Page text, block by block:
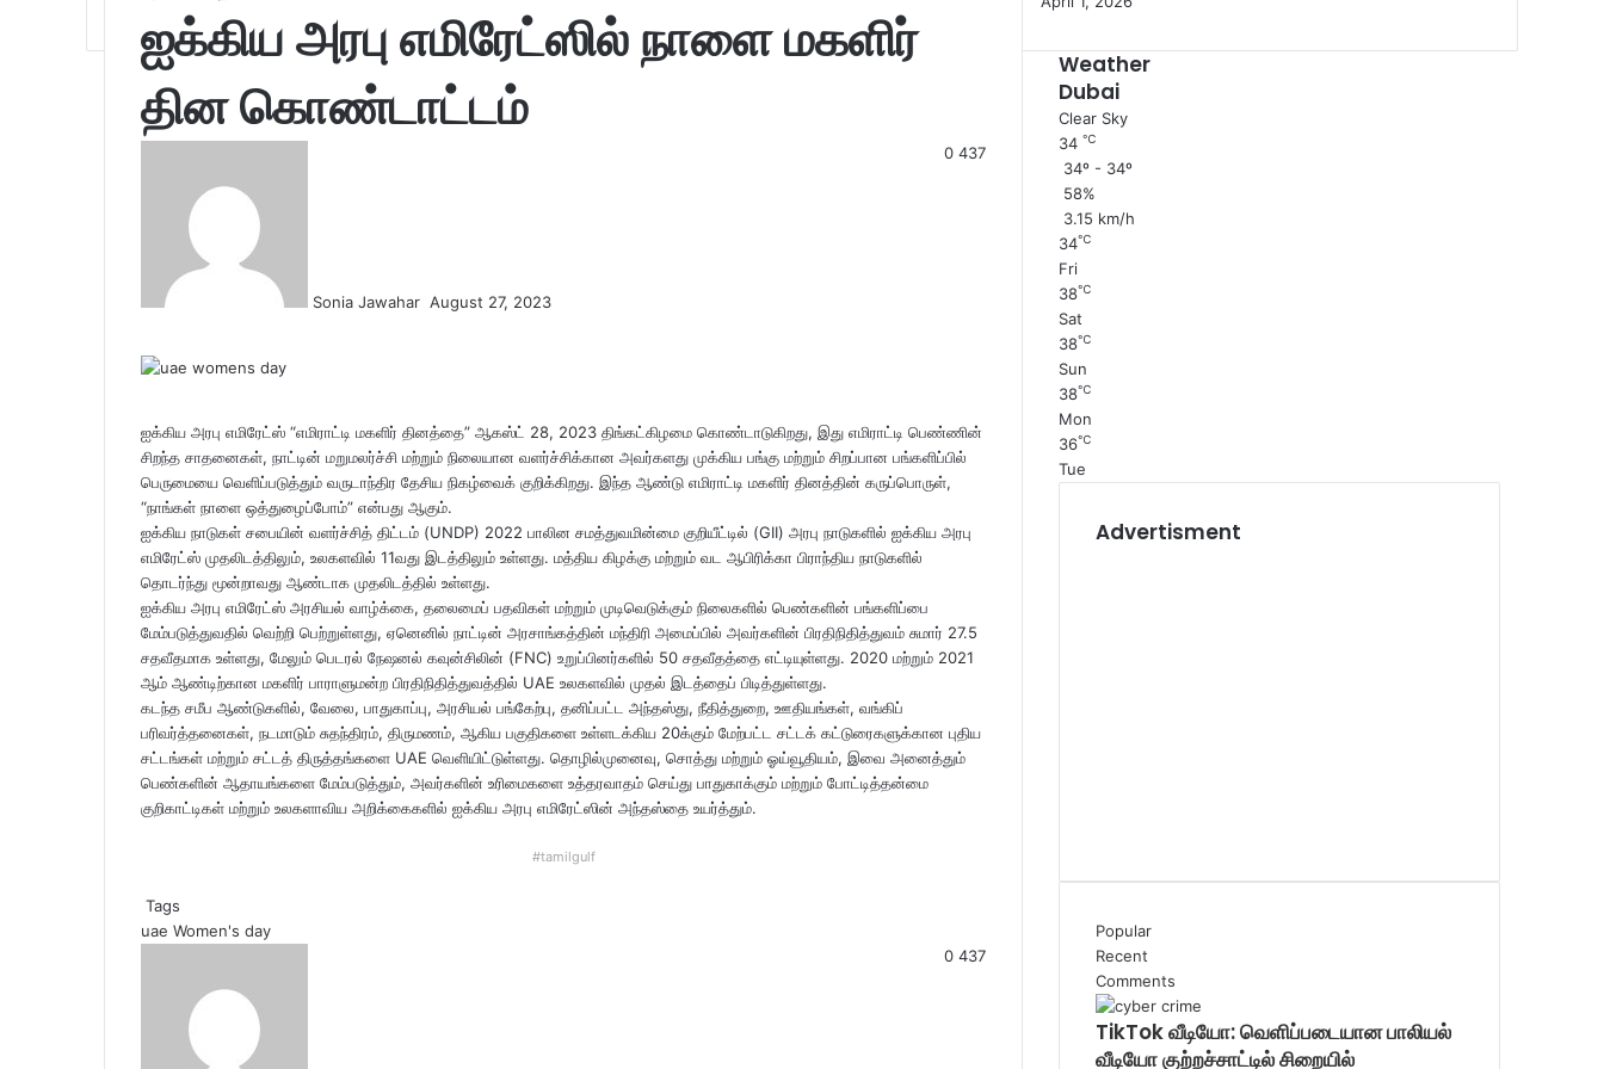
ஐக்கிய அரபு எமிரேட்ஸில் நாளை மகளிர்
தின கொண்டாட்டம்
Sonia Jawahar August 27, 2023
0 437
ஐக்கிய அரபு எமிரேட்ஸ் “எமிராட்டி மகளிர் தினத்தை” ஆகஸ்ட் 28, 2023 திங்கட்கிழமை கொண்டாடுகிறது, இது எமிராட்டி பெண்ணின்
சிறந்த சாதனைகள், நாட்டின் மறுமலர்ச்சி மற்றும் நிலையான வளர்ச்சிக்கான அவர்களது முக்கிய பங்கு மற்றும் சிறப்பான பங்களிப்பில்
பெருமையை வெளிப்படுத்தும் வருடாந்திர தேசிய நிகழ்வைக் குறிக்கிறது. இந்த ஆண்டு எமிராட்டி மகளிர் தினத்தின் கருப்பொருள்,
“நாங்கள் நாளை ஒத்துழைப்போம்” என்பது ஆகும்.
ஐக்கிய நாடுகள் சபையின் வளர்ச்சித் திட்டம் (UNDP) 2022 பாலின சமத்துவமின்மை குறியீட்டில் (GII) அரபு நாடுகளில் ஐக்கிய அரபு
எமிரேட்ஸ் முதலிடத்திலும், உலகளவில் 11வது இடத்திலும் உள்ளது. மத்திய கிழக்கு மற்றும் வட ஆபிரிக்கா பிராந்திய நாடுகளில்
தொடர்ந்து மூன்றாவது ஆண்டாக முதலிடத்தில் உள்ளது.
ஐக்கிய அரபு எமிரேட்ஸ் அரசியல் வாழ்க்கை, தலைமைப் பதவிகள் மற்றும் முடிவெடுக்கும் நிலைகளில் பெண்களின் பங்களிப்பை
மேம்படுத்துவதில் வெற்றி பெற்றுள்ளது, ஏனெனில் நாட்டின் அரசாங்கத்தின் மந்திரி அமைப்பில் அவர்களின் பிரதிநிதித்துவம் சுமார் 27.5
சதவீதமாக உள்ளது, மேலும் பெடரல் நேஷனல் கவுன்சிலின் (FNC) உறுப்பினர்களில் 50 சதவீதத்தை எட்டியுள்ளது. 2020 மற்றும் 2021
ஆம் ஆண்டிற்கான மகளிர் பாராளுமன்ற பிரதிநிதித்துவத்தில் UAE உலகளவில் முதல் இடத்தைப் பிடித்துள்ளது.
கடந்த சமீப ஆண்டுகளில், வேலை, பாதுகாப்பு, அரசியல் பங்கேற்பு, தனிப்பட்ட அந்தஸ்து, நீதித்துறை, ஊதியங்கள், வங்கிப்
பரிவர்த்தனைகள், நடமாடும் சுதந்திரம், திருமணம், ஆகிய பகுதிகளை உள்ளடக்கிய 20க்கும் மேற்பட்ட சட்டக் கட்டுரைகளுக்கான புதிய
சட்டங்கள் மற்றும் சட்டத் திருத்தங்களை UAE வெளியிட்டுள்ளது. தொழில்முனைவு, சொத்து மற்றும் ஓய்வூதியம், இவை அனைத்தும்
பெண்களின் ஆதாயங்களை மேம்படுத்தும், அவர்களின் உரிமைகளை உத்தரவாதம் செய்து பாதுகாக்கும் மற்றும் போட்டித்தன்மை
குறிகாட்டிகள் மற்றும் உலகளாவிய அறிக்கைகளில் ஐக்கிய அரபு எமிரேட்ஸின் அந்தஸ்தை உயர்த்தும்.
#tamilgulf
Tags
uae Women's day
0 437
Weather
Dubai
Clear Sky
34 ℃
34º - 34º
58%
3.15 km/h
34℃
Fri
38℃
Sat
38℃
Sun
38℃
Mon
36℃
Tue
Advertisment
Popular
Recent
Comments
TikTok வீடியோ: வெளிப்படையான பாலியல்
வீடியோ குற்றச்சாட்டில் சிறையில்